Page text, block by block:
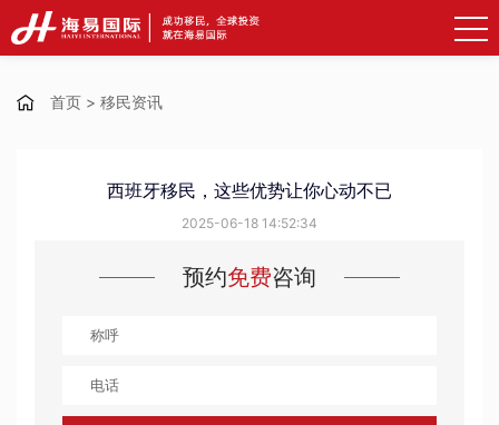
首页 > 移民资讯
西班牙移民，这些优势让你心动不已
2025-06-18 14:52:34
预约免费咨询